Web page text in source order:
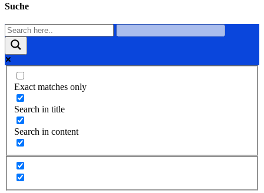
Suche
Exact matches only
Search in title
Search in content